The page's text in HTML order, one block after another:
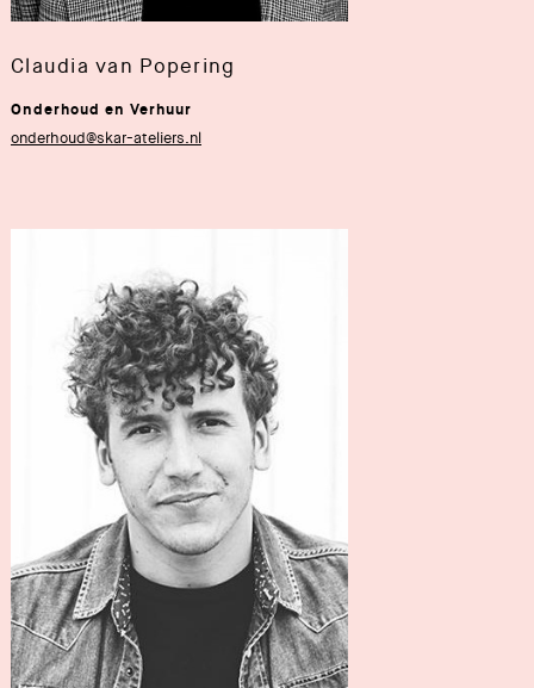
Claudia van Popering
Onderhoud en Verhuur
onderhoud@skar-ateliers.nl